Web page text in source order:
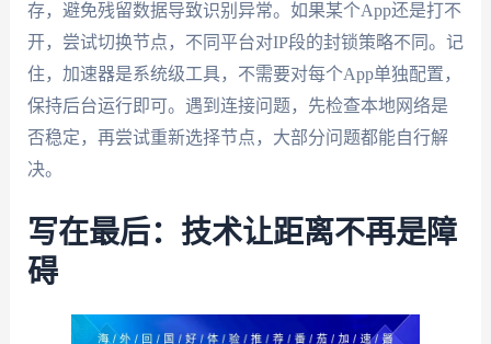
存，避免残留数据导致识别异常。如果某个App还是打不
开，尝试切换节点，不同平台对IP段的封锁策略不同。记
住，加速器是系统级工具，不需要对每个App单独配置，
保持后台运行即可。遇到连接问题，先检查本地网络是
否稳定，再尝试重新选择节点，大部分问题都能自行解
决。
写在最后：技术让距离不再是障
碍